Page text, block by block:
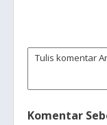
Komentar